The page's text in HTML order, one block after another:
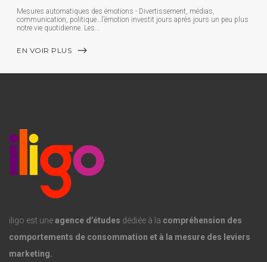
Mesures automatiques des émotions - Divertissement, médias,
communication, politique…l’émotion investit jours après jours un peu plus
notre vie quotidienne. Les
EN VOIR PLUS
iligo est uneagence d’études dédiée à la compréhension des
comportements de consommation et à la mesure des leviers
marketing.